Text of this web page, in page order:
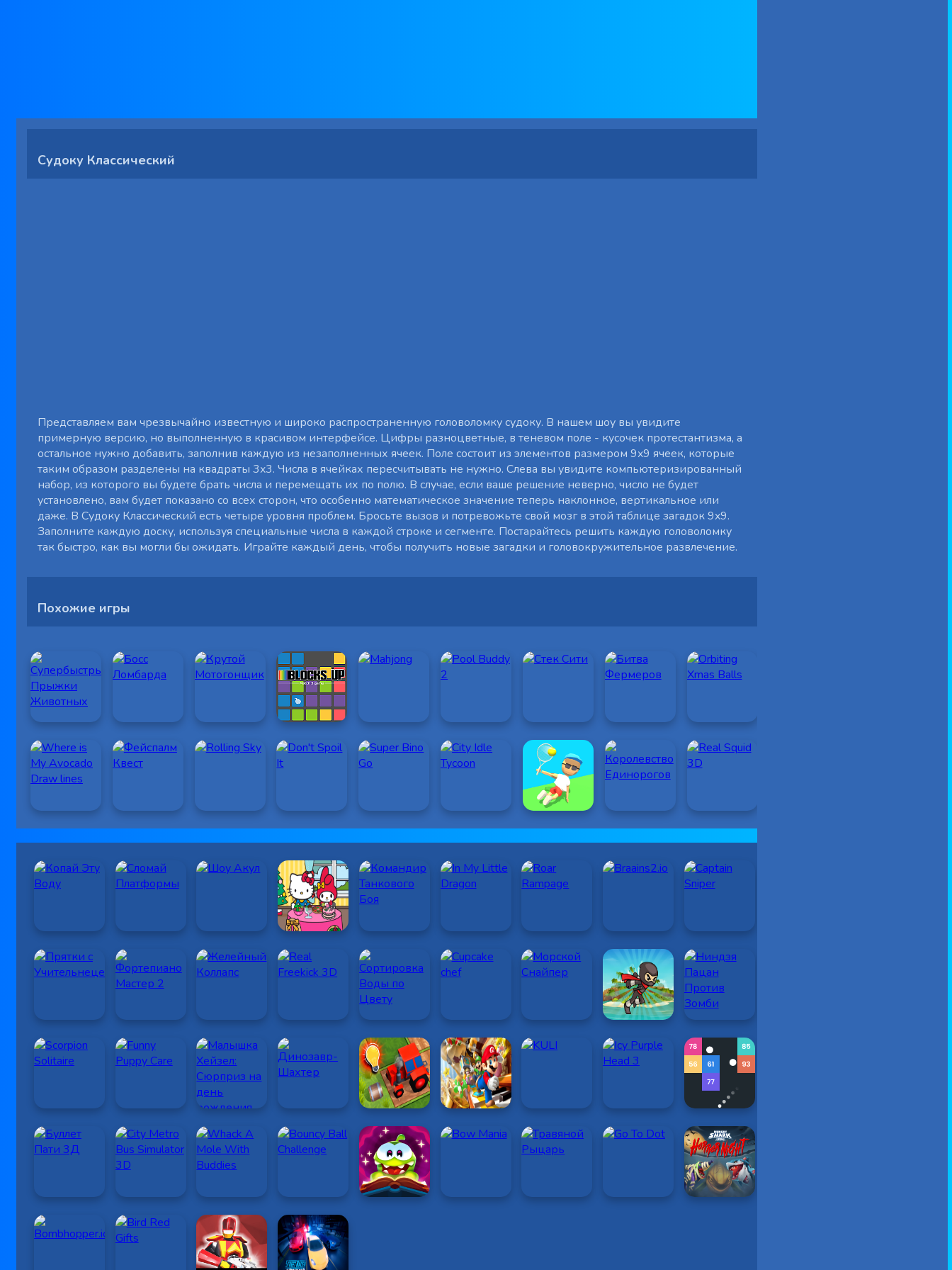
Судоку Классический
Представляем вам чрезвычайно известную и широко распространенную головоломку судоку. В нашем шоу вы увидите
примерную версию, но выполненную в красивом интерфейсе. Цифры разноцветные, в теневом поле - кусочек протестантизма, а
остальное нужно добавить, заполнив каждую из незаполненных ячеек. Поле состоит из элементов размером 9x9 ячеек, которые
таким образом разделены на квадраты 3x3. Числа в ячейках пересчитывать не нужно. Слева вы увидите компьютеризированный
набор, из которого вы будете брать числа и перемещать их по полю. В случае, если ваше решение неверно, число не будет
установлено, вам будет показано со всех сторон, что особенно математическое значение теперь наклонное, вертикальное или
даже. В Судоку Классический есть четыре уровня проблем. Бросьте вызов и потревожьте свой мозг в этой таблице загадок 9x9.
Заполните каждую доску, используя специальные числа в каждой строке и сегменте. Постарайтесь решить каждую головоломку
так быстро, как вы могли бы ожидать. Играйте каждый день, чтобы получить новые загадки и головокружительное развлечение.
Похожие игры